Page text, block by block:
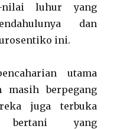
nilai luhur yang
dan
ini.
utama
masih berpegang
juga terbuka
bertani yang